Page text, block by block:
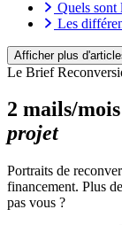
Quels sont
Les
forfaitaire
Quels sont
reconversion
Pourquoi
professionnelle
Afficher plus
Le Brief
2 mails/
projet
Portraits de
financement. Plus
pas vous ?